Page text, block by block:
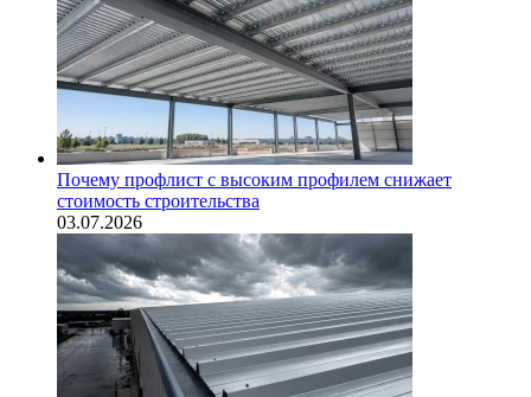
Почему профлист с высоким профилем снижает
стоимость строительства
03.07.2026